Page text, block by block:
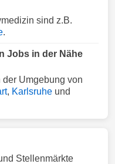
sind z.B.
.
Jobs in der Nähe
Umgebung von
, Karlsruhe und
Stellenmärkte